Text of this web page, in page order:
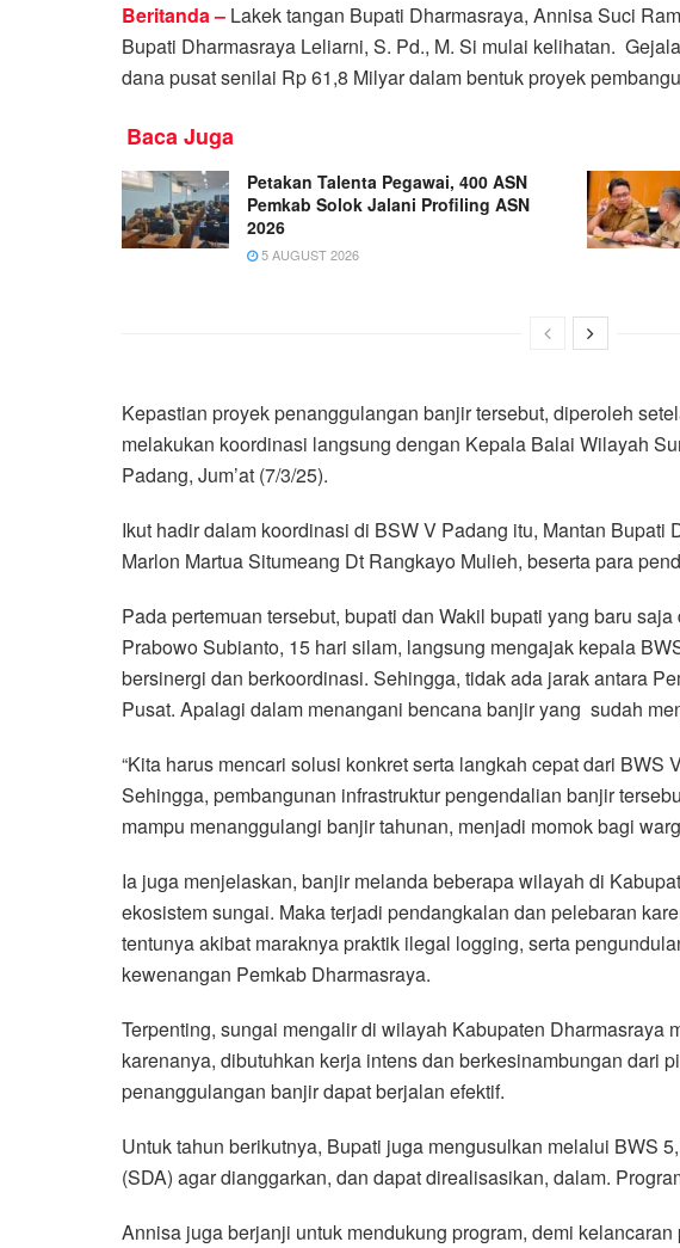
Beritanda – Lakek tangan Bupati Dharmasraya, Annisa Suci
Bupati Dharmasraya Leliarni, S. Pd., M. Si mulai kelihatan.
dana pusat senilai Rp 61,8 Milyar dalam bentuk proyek
Baca Juga
Petakan Talenta Pegawai, 400 ASN
Pemkab Solok Jalani Profiling ASN
2026
5 AUGUST 2026
Kepastian proyek penanggulangan banjir tersebut, diperoleh
melakukan koordinasi langsung dengan Kepala Balai Wilayah
Padang, Jum’at (7/3/25).
Ikut hadir dalam koordinasi di BSW V Padang itu, Mantan Bupati
Marlon Martua Situmeang Dt Rangkayo Mulieh, beserta para
Pada pertemuan tersebut, bupati dan Wakil bupati yang baru
Prabowo Subianto, 15 hari silam, langsung mengajak kepala
bersinergi dan berkoordinasi. Sehingga, tidak ada jarak antara
Pusat. Apalagi dalam menangani bencana banjir yang sudah
“Kita harus mencari solusi konkret serta langkah cepat dari BWS
Sehingga, pembangunan infrastruktur pengendalian banjir
mampu menanggulangi banjir tahunan, menjadi momok bagi
Ia juga menjelaskan, banjir melanda beberapa wilayah di
ekosistem sungai. Maka terjadi pendangkalan dan pelebaran
tentunya akibat maraknya praktik ilegal logging, serta
kewenangan Pemkab Dharmasraya.
Terpenting, sungai mengalir di wilayah Kabupaten Dharmasraya
karenanya, dibutuhkan kerja intens dan berkesinambungan dari
penanggulangan banjir dapat berjalan efektif.
Untuk tahun berikutnya, Bupati juga mengusulkan melalui BWS
(SDA) agar dianggarkan, dan dapat direalisasikan, dalam.
Annisa juga berjanji untuk mendukung program, demi